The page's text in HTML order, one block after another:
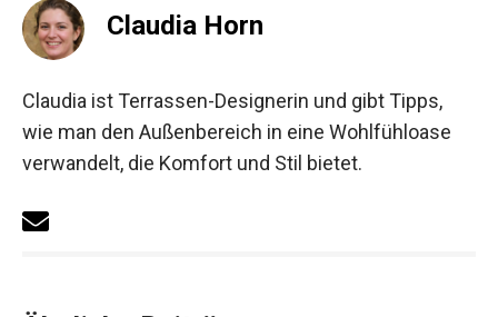
Claudia Horn
Claudia ist Terrassen-Designerin und gibt Tipps,
wie man den Außenbereich in eine Wohlfühloase
verwandelt, die Komfort und Stil bietet.